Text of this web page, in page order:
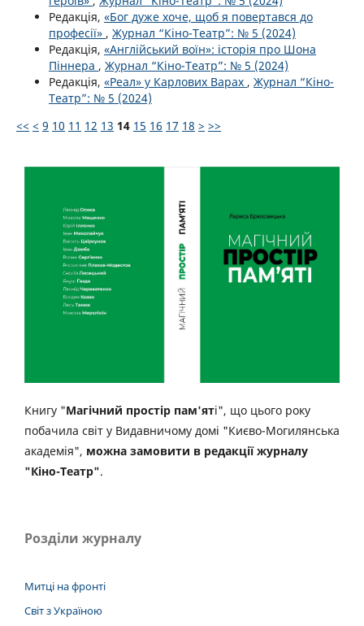
Редакція, «Бог дуже хоче, щоб я повертався до
професії» , Журнал “Кіно-Театр”: № 5 (2024)
Редакція, «Англійський воїн»: історія про Шона
Піннера , Журнал “Кіно-Театр”: № 5 (2024)
Редакція, «Реал» у Карлових Варах , Журнал “Кіно-
Театр”: № 5 (2024)
<< < 9 10 11 12 13 14 15 16 17 18 > >>
Книгу "Магічний простір пам'яті", що цього року
побачила світ у Видавничому домі "Києво-Могилянська
академія", можна замовити в редакції журналу
"Кіно-Театр".
Розділи журналу
Митці на фронті
Світ з Україною